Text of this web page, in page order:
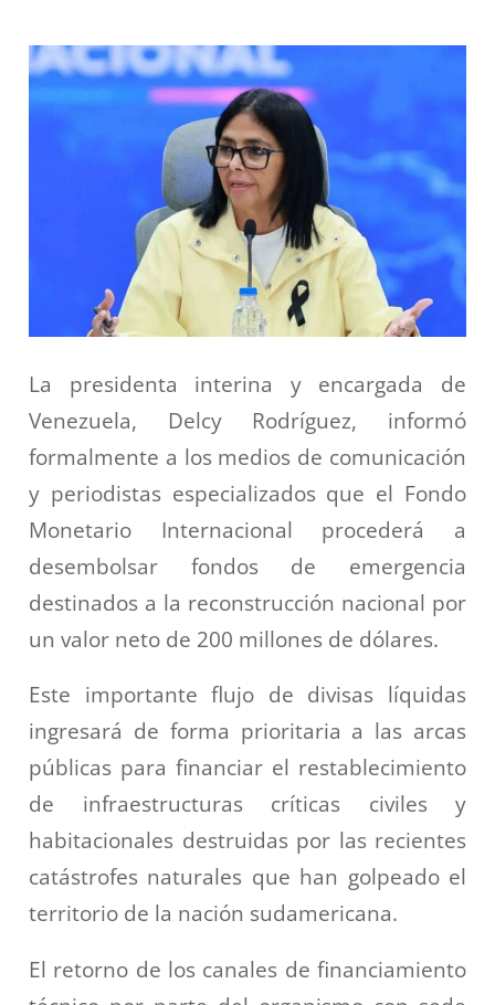
La presidenta interina y encargada de
Venezuela, Delcy Rodríguez, informó
formalmente a los medios de comunicación
y periodistas especializados que el Fondo
Monetario Internacional procederá a
desembolsar fondos de emergencia
destinados a la reconstrucción nacional por
un valor neto de 200 millones de dólares.
Este importante flujo de divisas líquidas
ingresará de forma prioritaria a las arcas
públicas para financiar el restablecimiento
de infraestructuras críticas civiles y
habitacionales destruidas por las recientes
catástrofes naturales que han golpeado el
territorio de la nación sudamericana.
El retorno de los canales de financiamiento